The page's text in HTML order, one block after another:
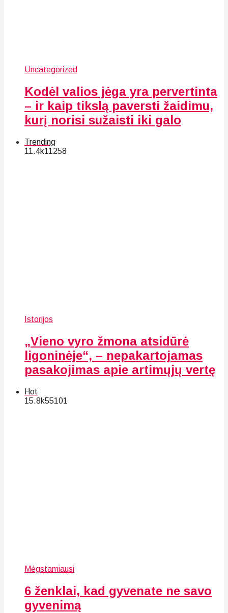
Uncategorized
Kodėl valios jėga yra pervertinta
– ir kaip tikslą paversti žaidimu,
kurį norisi sužaisti iki galo
Trending
11.4k11258
Istorijos
„Vieno vyro žmona atsidūrė
ligoninėje“, – nepakartojamas
pasakojimas apie artimųjų vertę
Hot
15.8k55101
Mėgstamiausi
6 ženklai, kad gyvenate ne savo
gyvenimą